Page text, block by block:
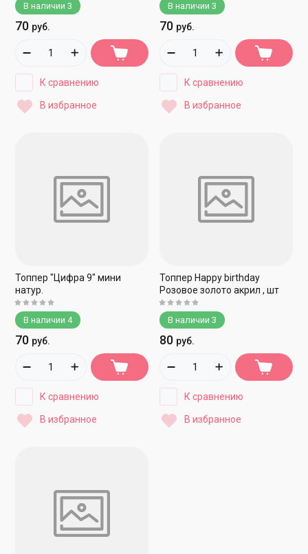
В наличии 3
70 руб.
К сравнению
В избранное
В наличии 3
70 руб.
К сравнению
В избранное
Топпер "Цифра 9" мини
натур.
В наличии 4
70 руб.
К сравнению
В избранное
Топпер Happy birthdaу
Розовое золото акрил , шт
В наличии 3
80 руб.
К сравнению
В избранное